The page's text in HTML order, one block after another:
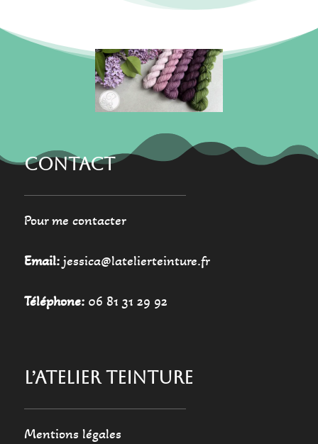
choisies
peuvent
choisies
sur
la
page
produit
CONTACT
Pour me contacter
Email:jessica@latelierteinture.fr
Téléphone:06 81 31 29 92
L’ATELIER TEINTURE
Mentions légales